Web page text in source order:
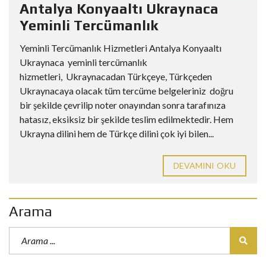
Antalya Konyaaltı Ukraynaca
Yeminli Tercümanlık
Yeminli Tercümanlık Hizmetleri Antalya Konyaaltı
Ukraynaca yeminli tercümanlık
hizmetleri, Ukraynacadan Türkçeye, Türkçeden
Ukraynacaya olacak tüm tercüme belgeleriniz doğru
bir şekilde çevrilip noter onayından sonra tarafınıza
hatasız, eksiksiz bir şekilde teslim edilmektedir. Hem
Ukrayna dilini hem de Türkçe dilini çok iyi bilen...
DEVAMINI OKU
Arama